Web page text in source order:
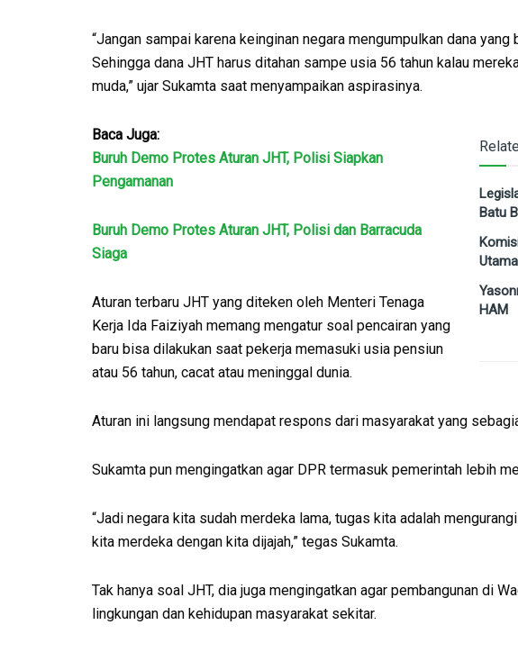
“Jangan sampai karena keinginan negara mengumpulkan dana
Sehingga dana JHT harus ditahan sampe usia 56 tahun kalau
muda,” ujar Sukamta saat menyampaikan aspirasinya.
Batu
HAM
Baca Juga:
Buruh Demo Protes Aturan JHT, Polisi Siapkan
Pengamanan
Buruh Demo Protes Aturan JHT, Polisi dan Barracuda
Siaga
Aturan terbaru JHT yang diteken oleh Menteri Tenaga
Kerja Ida Faiziyah memang mengatur soal pencairan yang
baru bisa dilakukan saat pekerja memasuki usia pensiun
atau 56 tahun, cacat atau meninggal dunia.
Aturan ini langsung mendapat respons dari masyarakat yang
Sukamta pun mengingatkan agar DPR termasuk pemerintah lebih
“Jadi negara kita sudah merdeka lama, tugas kita adalah
kita merdeka dengan kita dijajah,” tegas Sukamta.
Tak hanya soal JHT, dia juga mengingatkan agar pembangunan di
lingkungan dan kehidupan masyarakat sekitar.